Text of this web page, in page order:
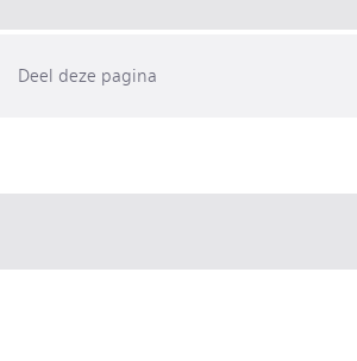
Deel deze pagina